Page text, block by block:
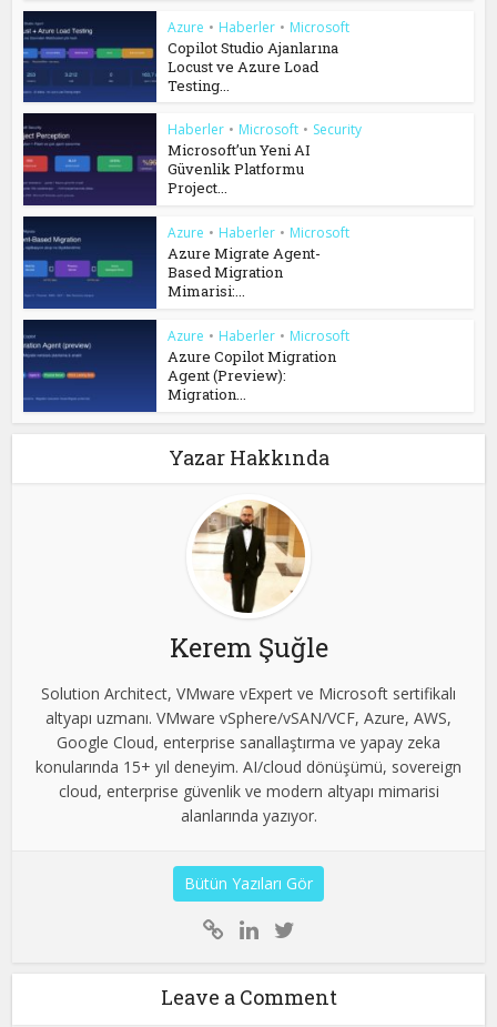
Azure • Haberler • Microsoft
Copilot Studio Ajanlarına
Locust ve Azure Load
Testing...
Haberler • Microsoft • Security
Microsoft’un Yeni AI
Güvenlik Platformu
Project...
Azure • Haberler • Microsoft
Azure Migrate Agent-
Based Migration
Mimarisi:...
Azure • Haberler • Microsoft
Azure Copilot Migration
Agent (Preview):
Migration...
Yazar Hakkında
Kerem Şuğle
Solution Architect, VMware vExpert ve Microsoft sertifikalı
altyapı uzmanı. VMware vSphere/vSAN/VCF, Azure, AWS,
Google Cloud, enterprise sanallaştırma ve yapay zeka
konularında 15+ yıl deneyim. AI/cloud dönüşümü, sovereign
cloud, enterprise güvenlik ve modern altyapı mimarisi
alanlarında yazıyor.
Bütün Yazıları Gör
Leave a Comment